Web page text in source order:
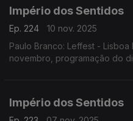
Império dos Sentidos
Ep. 224
10 nov. 2025
Paulo Branco: Leffest - Lisboa
novembro, programação do
Império dos Sentidos